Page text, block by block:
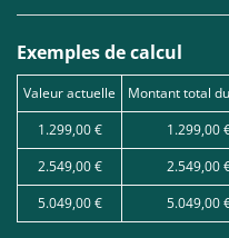
Exemples de calcul
Valeur actuelle Montant total
1.299,00 €
1.299,00
2.549,00 €
2.549,00
5.049,00 €
5.049,00